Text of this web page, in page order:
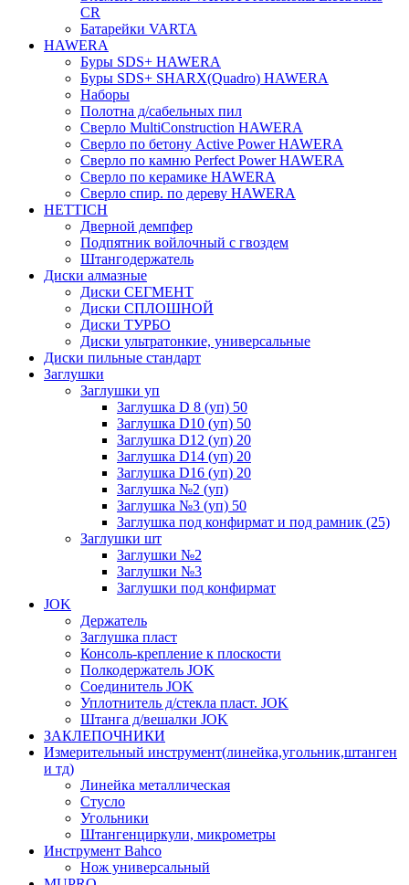
CR
Батарейки VARTA
HAWERA
Буры SDS+ HAWERA
Буры SDS+ SHARX(Quadro) HAWERA
Наборы
Полотна д/сабельных пил
Сверло MultiConstruction HAWERA
Сверло по бетону Active Power HAWERA
Сверло по камню Perfect Power HAWERA
Сверло по керамике HAWERA
Сверло спир. по дереву HAWERA
HETTICH
Дверной демпфер
Подпятник войлочный с гвоздем
Штангодержатель
Диски алмазные
Диски СЕГМЕНТ
Диски СПЛОШНОЙ
Диски ТУРБО
Диски ультратонкие, универсальные
Диски пильные стандарт
Заглушки
Заглушки уп
Заглушка D 8 (уп) 50
Заглушка D10 (уп) 50
Заглушка D12 (уп) 20
Заглушка D14 (уп) 20
Заглушка D16 (уп) 20
Заглушка №2 (уп)
Заглушка №3 (уп) 50
Заглушка под конфирмат и под рамник (25)
Заглушки шт
Заглушки №2
Заглушки №3
Заглушки под конфирмат
JOK
Держатель
Заглушка пласт
Консоль-крепление к плоскости
Полкодержатель JOK
Соединитель JOK
Уплотнитель д/стекла пласт. JOK
Штанга д/вешалки JOK
ЗАКЛЕПОЧНИКИ
Измерительный инструмент(линейка,угольник,штанген
и тд)
Линейка металлическая
Стусло
Угольники
Штангенциркули, микрометры
Инструмент Bahco
Нож универсальный